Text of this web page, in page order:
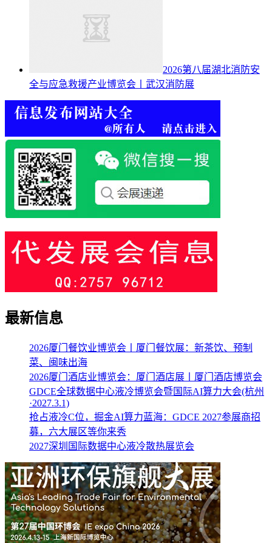
2026第八届湖北消防安
全与应急救援产业博览会丨武汉消防展
最新信息
2026厦门餐饮业博览会丨厦门餐饮展：新茶饮、预制
菜、闽味出海
2026厦门酒店业博览会：厦门酒店展丨厦门酒店博览会
GDCE全球数据中心液冷博览会暨国际AI算力大会(杭州
·2027.3.1)
抢占液冷C位，掘金AI算力蓝海：GDCE 2027参展商招
募，六大展区等你来秀
2027深圳国际数据中心液冷散热展览会